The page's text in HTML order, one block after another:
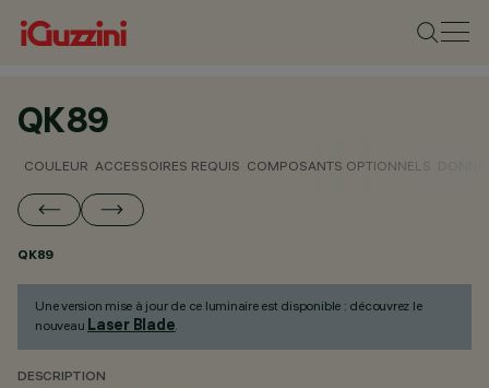
QK89
COULEUR ACCESSOIRES REQUIS COMPOSANTS OPTIONNELS
QK89
Une version mise à jour de ce luminaire est disponible : découvrez le
nouveau Laser Blade.
DESCRIPTION